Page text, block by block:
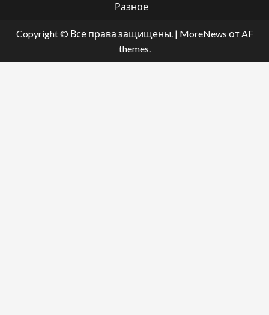
Разное
Copyright © Все права защищены. | MoreNews от AF
themes.